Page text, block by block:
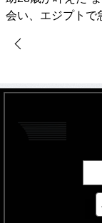
会い、エジプトで